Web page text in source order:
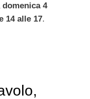
domenica 4
14 alle 17.